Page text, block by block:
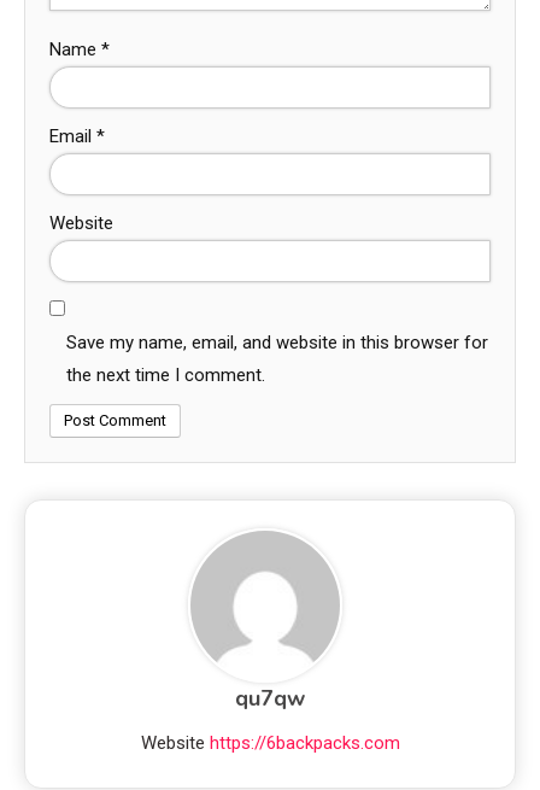
Name *
Email *
Website
Save my name, email, and website in this browser for
the next time I comment.
qu7qw
Website https://6backpacks.com